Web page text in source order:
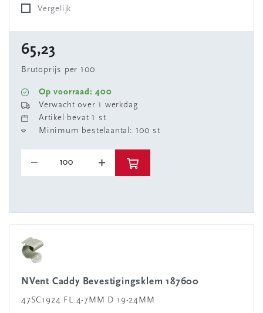
Vergelijk
65,23
Brutoprijs per 100
Op voorraad: 400
Verwacht over 1 werkdag
Artikel bevat 1 st
Minimum bestelaantal: 100 st
nVent Caddy Bevestigingsklem 187600
47SC1924 FL 4-7MM D 19-24MM